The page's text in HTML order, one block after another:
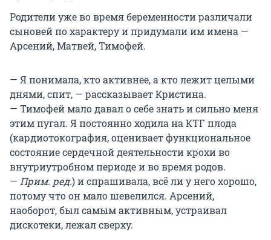
Родители уже во время беременности различали
сыновей по характеру и придумали им имена —
Арсений, Матвей, Тимофей.
— Я понимала, кто активнее, а кто лежит целыми
днями, спит, — рассказывает Кристина.
— Тимофей мало давал о себе знать и сильно меня
этим пугал. Я постоянно ходила на КТГ плода
(кардиотокография, оценивает функциональное
состояние сердечной деятельности крохи во
внутриутробном периоде и во время родов.
— Прим. ред.)и спрашивала, всё ли у него хорошо,
потому что он мало шевелился. Арсений,
наоборот, был самым активным, устраивал
дискотеки, лежал сверху.